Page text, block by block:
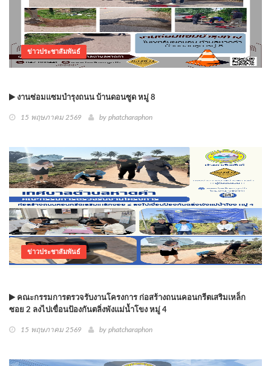
ข่าวประชาสัมพันธ์
งานซ่อมแซมบำรุงถนน บ้านดอนซูด หมู่ 8
15 พฤษภาคม 2569 by phatcharaphon
ข่าวประชาสัมพันธ์
คณะกรรมการตรวจรับงานโครงการ ก่อสร้างถนนคอนกรีตเสริมเหล็ก
ซอย 2 ลงไปเขื่อนป้องกันตลิ่งพังแม่น้ำโขง หมู่ 4
15 พฤษภาคม 2569 by phatcharaphon